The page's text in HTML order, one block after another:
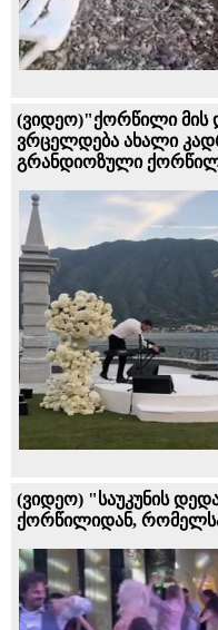
(ვიდეო)"ქორწილი მის
ვრცელდება ახალი
გრანდიოზული
(ვიდეო) "საუკუნის
ქორწილიდან,